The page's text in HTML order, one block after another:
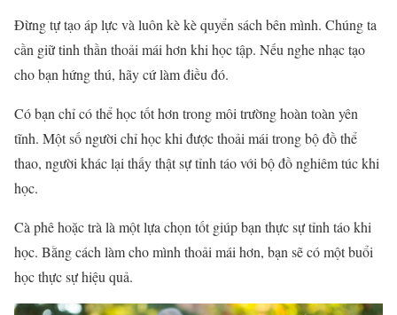
Đừng tự tạo áp lực và luôn kè kè quyển sách bên mình. Chúng ta
cần giữ tinh thần thoải mái hơn khi học tập. Nếu nghe nhạc tạo
cho bạn hứng thú, hãy cứ làm điều đó.
Có bạn chỉ có thể học tốt hơn trong môi trường hoàn toàn yên
tĩnh. Một số người chỉ học khi được thoải mái trong bộ đồ thể
thao, người khác lại thấy thật sự tỉnh táo với bộ đồ nghiêm túc khi
học.
Cà phê hoặc trà là một lựa chọn tốt giúp bạn thực sự tỉnh táo khi
học. Bằng cách làm cho mình thoải mái hơn, bạn sẽ có một buổi
học thực sự hiệu quả.